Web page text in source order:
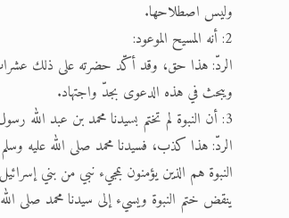
وليس اصطلاحها.
2: أنه المسيح الموعود:
الردّ: هذا حق، وقد أكّد حضرته على ذلك عشرات
ويبحث في هذه الدعوى بجدّ واجتهاد.
3: أن النبوة لم تختم بسيدنا محمد بن عبد الله رسول الإسلام صلى الله عليه وسلم.
الردّ: هذا كذب، فسيدنا محمد صلى الله عليه
النبوة هم الذين يؤمنون بمجيء نبي من بني
ينقض ختم النبوة ويسيء إلى سيدنا محمد صلى